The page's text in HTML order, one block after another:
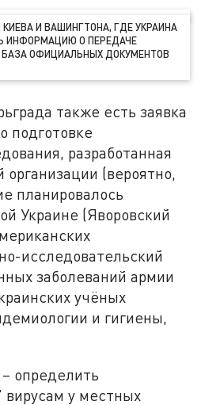
И ВАШИНГТОНА, ГДЕ УКРАИНА
ИНФОРМАЦИЮ О ПЕРЕДАЧЕ
ОФИЦИАЛЬНЫХ ДОКУМЕНТОВ
также есть заявка
подготовке
разработанная
(вероятно,
планировалось
Украине (Яворовский
исследовательский
заболеваний армии
учёных
и гигиены,
определить
вирусам у местных